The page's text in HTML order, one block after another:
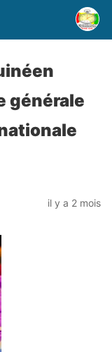
générale
il y a 2 mois